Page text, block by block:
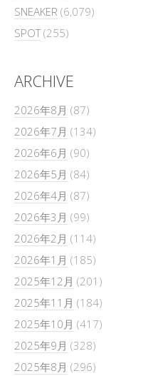
SNEAKER (6,079)
SPOT(255)
ARCHIVE
2026年8月 (87)
2026年7月 (134)
2026年6月 (90)
2026年5月 (84)
2026年4月 (87)
2026年3月 (99)
2026年2月 (114)
2026年1月 (185)
2025年12月 (201)
2025年11月 (184)
2025年10月 (417)
2025年9月 (328)
2025年8月 (296)